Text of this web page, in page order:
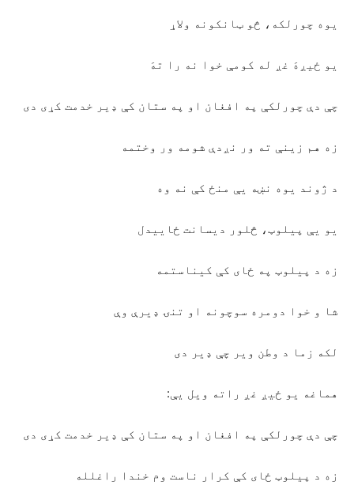
یوه چورلکه، څو ټانکونه ولاړ
یو ځیږهَ غږ له کومې خوا نه را تهَ
چې دې چورلکې په افغان او په ستان کې ډیر خدمت کړی دی
زه هم زینې ته ور نږدې شومه ور وختمه
د ژوند یوه نښه یې منځ کې نه وه
یو یې پیلوټ، څلور دیسانت ځاییدل
زه د پیلوټ په ځای کې کیناستمه
شا و خوا دومره سوچونه او تنۍ ډیرې وې
لکه زما د وطن ویر چې ډیر دی
هماغه یو ځیږ غږ راته ویل یې:
چې دې چورلکې په افغان او په ستان کې ډیر خدمت کړی دی
زه د پیلوټ ځای کې کرار ناست وم خندا راغلله